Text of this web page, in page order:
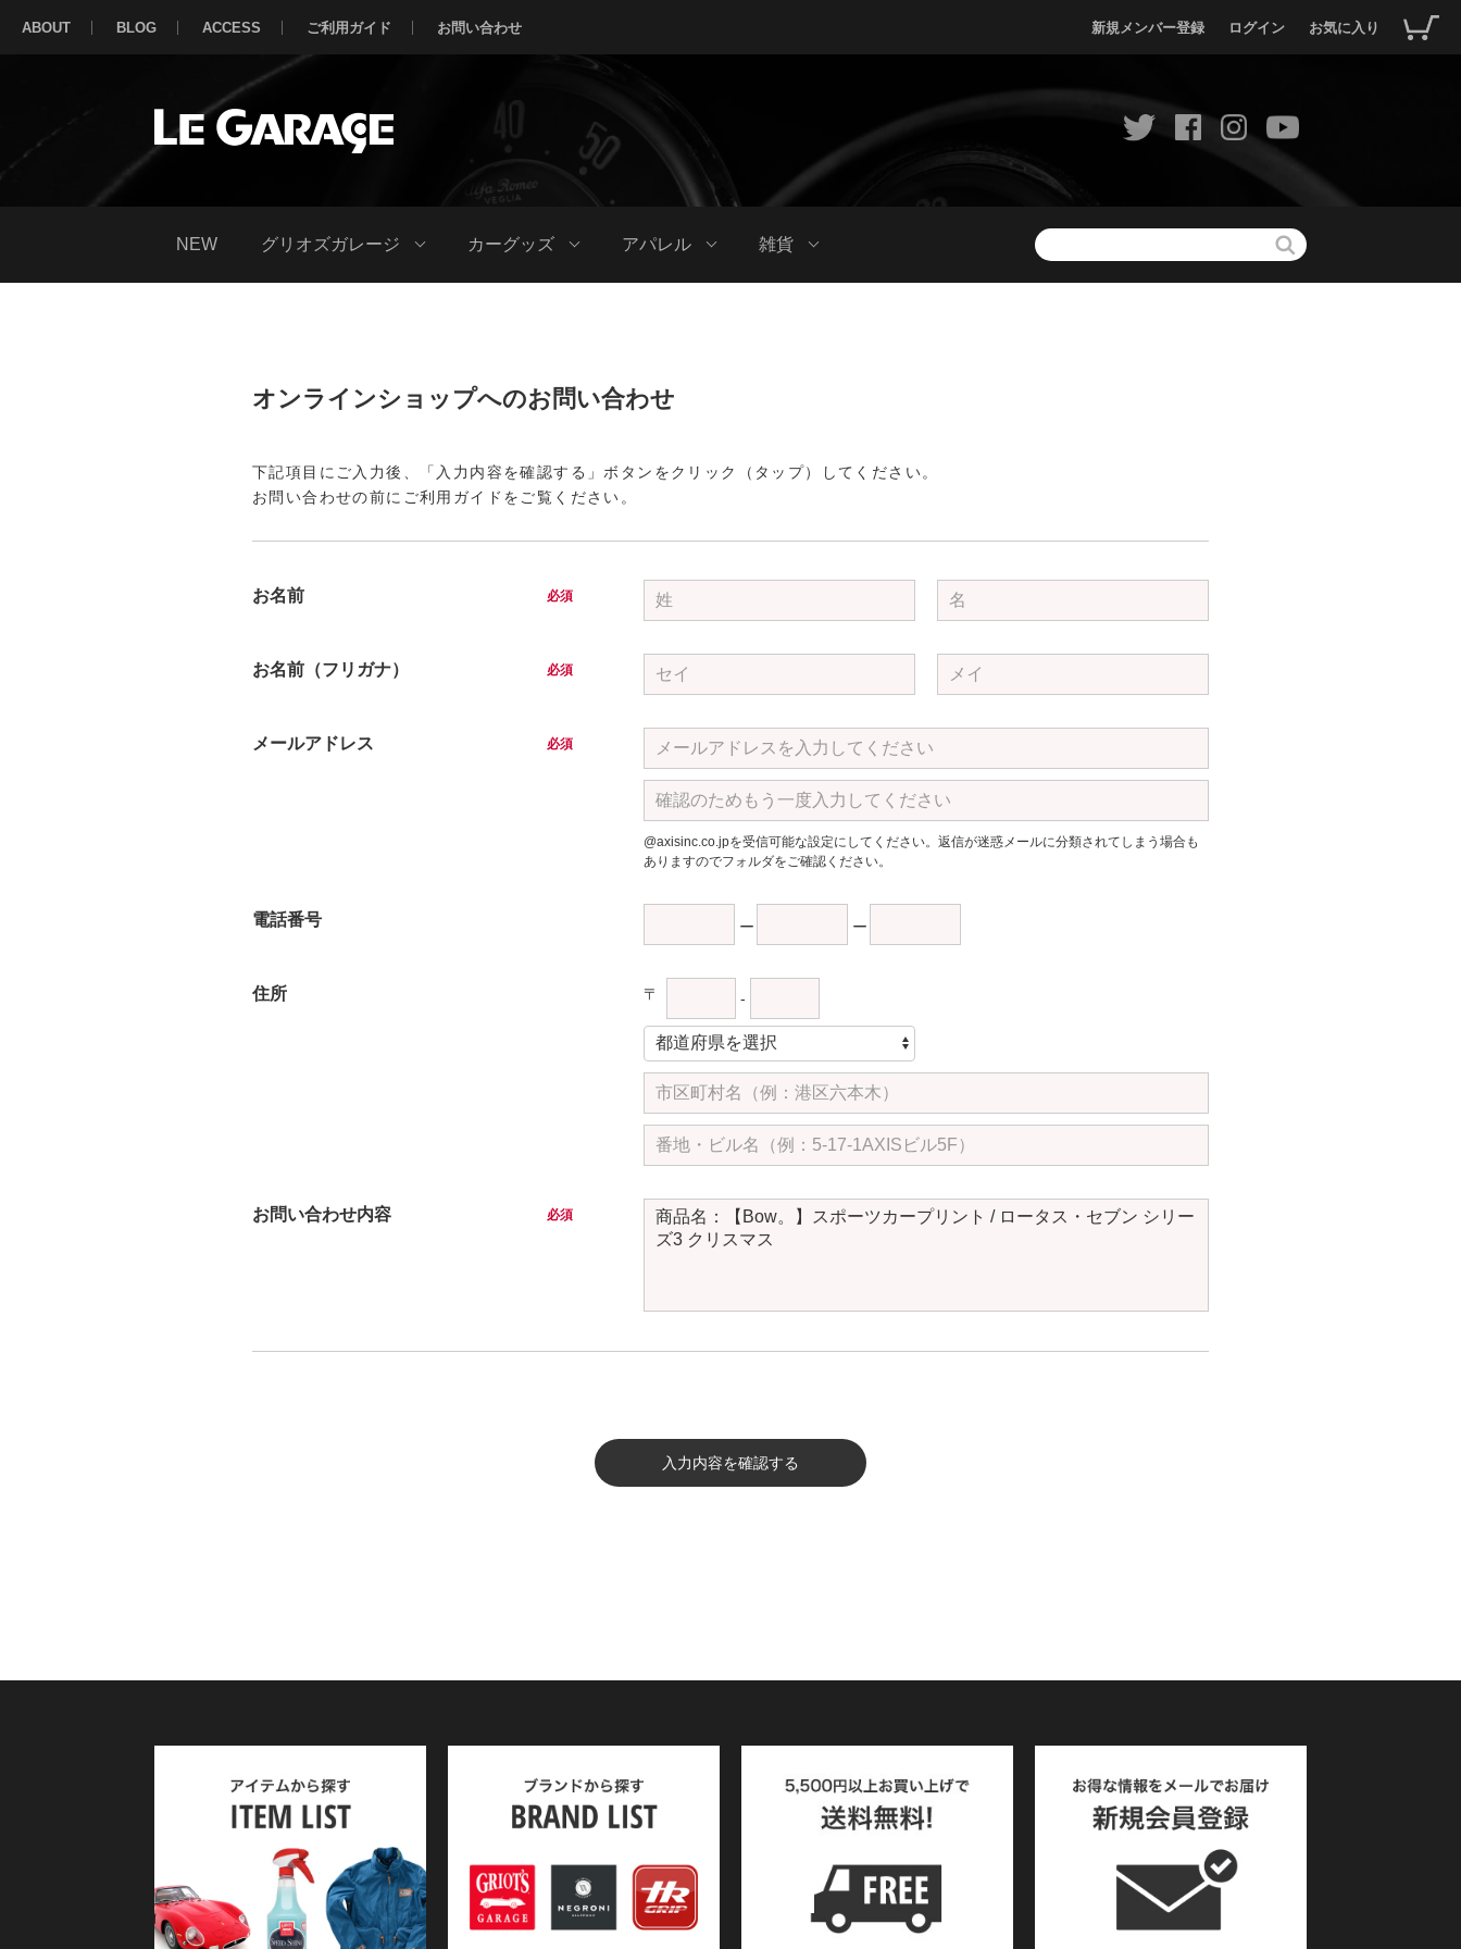
新規メンバー登録 ログイン お気に入り
ABOUT BLOG ACCESS ご利用ガイド お問い合わせ
NEW グリオズガレージ カーグッズ アパレル 雑貨
オンラインショップへのお問い合わせ
下記項目にご入力後、「入力内容を確認する」ボタンをクリック（タップ）してください。
お問い合わせの前にご利用ガイドをご覧ください。
お名前 必須
お名前（フリガナ） 必須
メールアドレス 必須
@axisinc.co.jpを受信可能な設定にしてください。返信が迷惑メールに分類されてしまう場合も
ありますのでフォルダをご確認ください。
電話番号
住所 〒 -
お問い合わせ内容 必須
入力内容を確認する